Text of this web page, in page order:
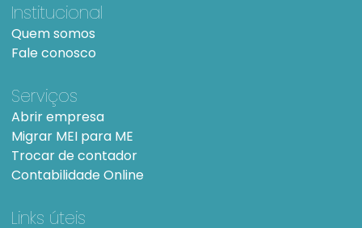
Institucional
Quem somos
Fale conosco
Serviços
Abrir empresa
Migrar MEI para ME
Trocar de contador
Contabilidade Online
Links úteis